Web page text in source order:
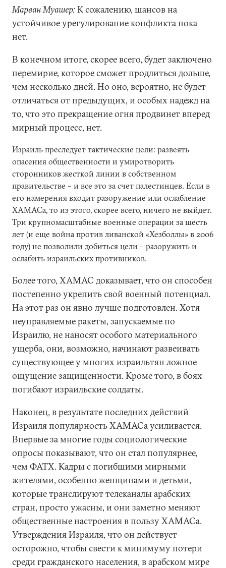
Марван Муашер: К сожалению, шансов на
устойчивое урегулирование конфликта пока
нет.
В конечном итоге, скорее всего, будет заключено
перемирие, которое сможет продлиться дольше,
чем несколько дней. Но оно, вероятно, не будет
отличаться от предыдущих, и особых надежд на
то, что это прекращение огня продвинет вперед
мирный процесс, нет.
Израиль преследует тактические цели: развеять
опасения общественности и умиротворить
сторонников жесткой линии в собственном
правительстве – и все это за счет палестинцев. Если в
его намерения входит разоружение или ослабление
ХАМАСа, то из этого, скорее всего, ничего не выйдет.
Три крупномасштабные военные операции за шесть
лет (и еще война против ливанской «Хезболлы» в 2006
году) не позволили добиться цели – разоружить и
ослабить израильских противников.
Более того, ХАМАС доказывает, что он способен
постепенно укрепить свой военный потенциал.
На этот раз он явно лучше подготовлен. Хотя
неуправляемые ракеты, запускаемые по
Израилю, не наносят особого материального
ущерба, они, возможно, начинают развеивать
существующее у многих израильтян ложное
ощущение защищенности. Кроме того, в боях
погибают израильские солдаты.
Наконец, в результате последних действий
Израиля популярность ХАМАСа усиливается.
Впервые за многие годы социологические
опросы показывают, что он стал популярнее,
чем ФАТХ. Кадры с погибшими мирными
жителями, особенно женщинами и детьми,
которые транслируют телеканалы арабских
стран, просто ужасны, и они заметно меняют
общественные настроения в пользу ХАМАСа.
Утверждения Израиля, что он действует
осторожно, чтобы свести к минимуму потери
среди гражданского населения, в арабском мире